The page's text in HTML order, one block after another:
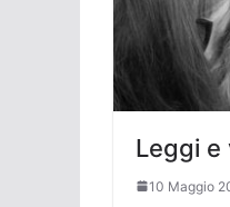
Leggi e
10 Maggio